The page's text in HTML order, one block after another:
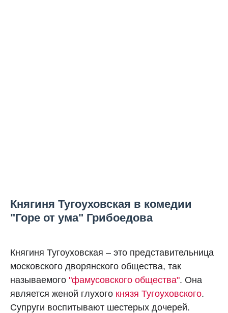
Княгиня Тугоуховская в комедии
"Горе от ума" Грибоедова
Княгиня Тугоуховская – это представительница
московского дворянского общества, так
называемого "фамусовского общества". Она
является женой глухого князя Тугоуховского.
Супруги воспитывают шестерых дочерей.